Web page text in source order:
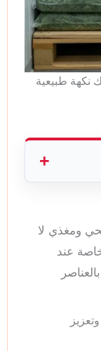
نكهة طبيعية
ومغذي لا
عند